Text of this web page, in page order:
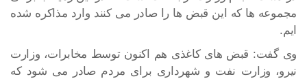
مجموعه ها که این قبض ها را صادر می کنند وارد مذاکره شده
ایم.
وی گفت: قبض های کاغذی هم اکنون توسط مخابرات، وزارت
نیرو، وزارت نفت و شهرداری برای مردم صادر می شود که